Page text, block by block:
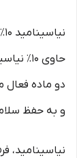
دو ماده فعال
و به حفظ